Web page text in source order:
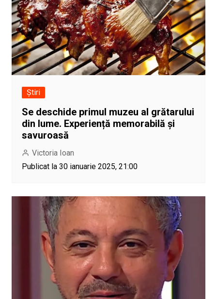
Știri
Se deschide primul muzeu al grătarului
din lume. Experiență memorabilă și
savuroasă
Victoria Ioan
Publicat la 30 ianuarie 2025, 21:00